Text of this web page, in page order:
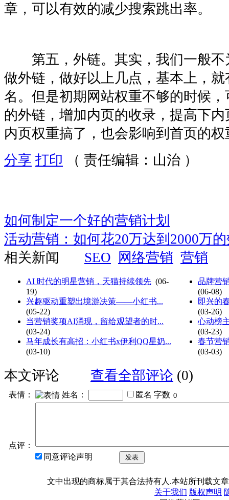
章，可以有效的减少搜索跳出率。
第五，外链。其实，我们一般不
做外链，做好以上几点，基本上，
名。但是初期网站权重不够的时候
的外链，增加内页的收录，提高下
内页权重搞了，也会影响到首页的权
分享 打印 （ 责任编辑：山治 ）
如何制定一个好的营销计划
活动营销：如何花20万达到2000万
相关新闻
SEO 网络营销 营销
AI 时代的明星营销，天猫持续领先 (06-
19)
兴趣驱动重塑出境游决策——小红书...
(05-22)
当营销奖项AI涌现，留给观望者的时...
(03-24)
马年成长有高招：小红书x伊利QQ星奶...
(03-10)
品牌营
(06-08)
即兴的
(03-26)
心动榜
(03-23)
春节营
(03-03)
本文评论 查看全部评论 (0)
表情： 姓名： 匿名 字数
点评：
同意评论声明
发表
文中出现的商标属于其合法持有人.本站所刊载文
关于我们 版权声明